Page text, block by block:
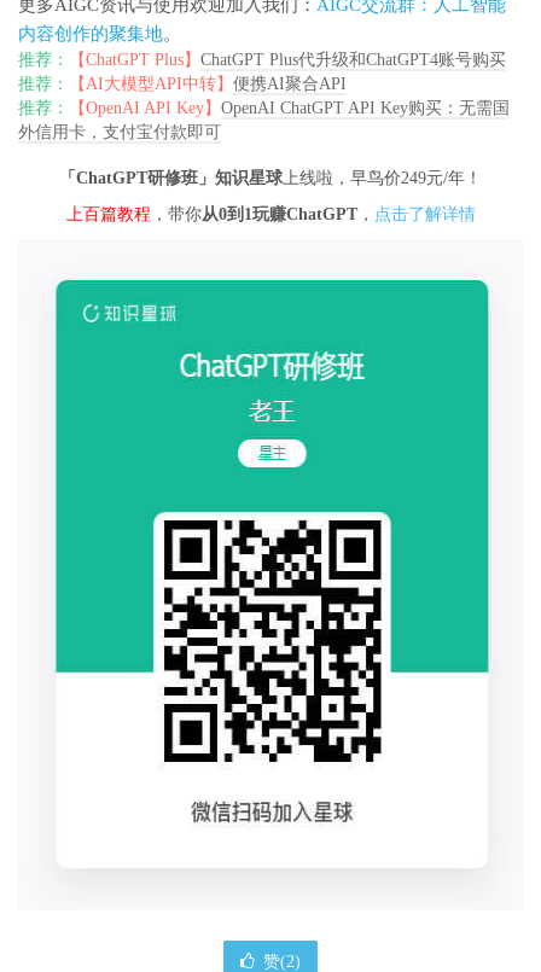
更多AIGC资讯与使用欢迎加入我们： AIGC交流群：人工智能
内容创作的聚集地。
推荐： 【ChatGPT Plus】 ChatGPT Plus代升级和ChatGPT4账号购买
推荐：
【AI大模型API中转】 便携AI聚合API
推荐：
【OpenAI API Key】 OpenAI ChatGPT API Key购买：无需国
外信用卡，支付宝付款即可
「ChatGPT研修班」知识星球 上线啦，早鸟价249元/年！
上百篇教程 ，带你从0到1玩赚ChatGPT， 点击了解详情
赞(2)